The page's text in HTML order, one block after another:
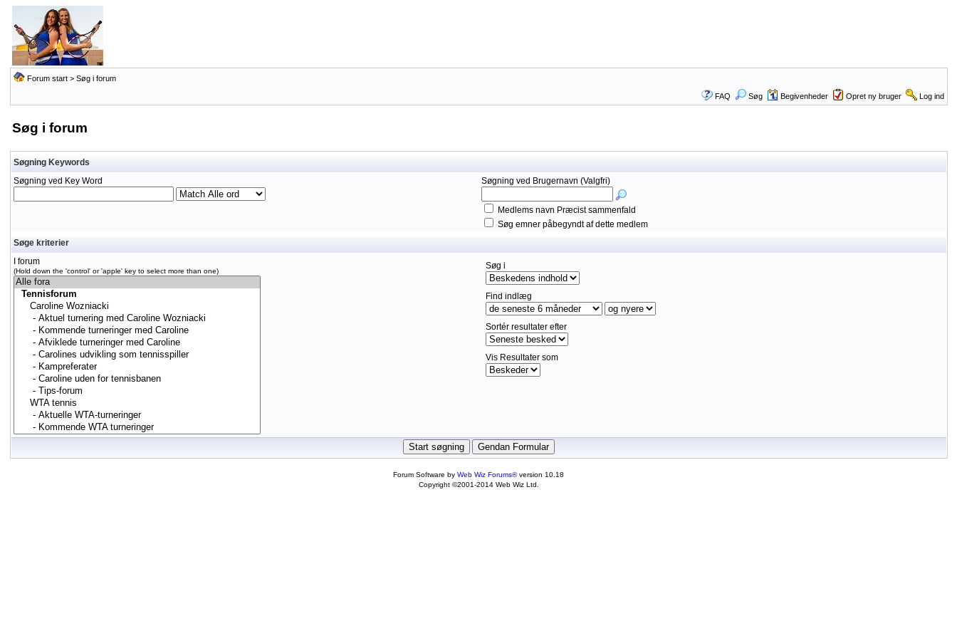
Forum start> Søg i forum
FAQ Søg Begivenheder Opret ny bruger Log ind
Søg i forum
Søgning Keywords
Søgning ved Key Word
Søgning ved Brugernavn (Valgfri)
Medlems navn Præcist sammenfald
Søg emner påbegyndt af dette medlem
Søge kriterier
I forum
(Hold down the 'control' or 'apple' key to select more than one)
Søg i
Find indlæg
Sortér resultater efter
Vis Resultater som
Forum Software by Web Wiz Forums®version 10.18
Copyright ©2001-2014 Web Wiz Ltd.